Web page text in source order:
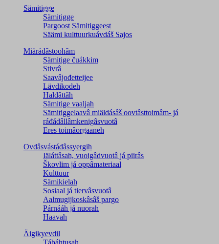
Sämitigge
Sämitigge
Pargoost Sämitiggeest
Säämi kulttuurkuávdáš Sajos
Miärádâstoohâm
Sämitige čuákkim
Stivrâ
Saavâjođetteijee
Lävdikodeh
Haldâttâh
Sämitige vaaljah
Sämitiggelaavâ miäldásâš oovtâsttoimâm- já
ráđádâllâmkenigâsvuotâ
Eres toimâorgaaneh
Ovdâsvástádâssyergih
Iäláttâsah, vuoigâdvuotâ já piirâs
Škovlim já oppâmateriaal
Kulttuur
Sämikielah
Sosiaal já tiervâsvuotâ
Aalmugijkoskâsâš pargo
Párnááh já nuorah
Haavah
Äigikyevdil